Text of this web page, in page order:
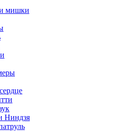
мишки
Ниндзя